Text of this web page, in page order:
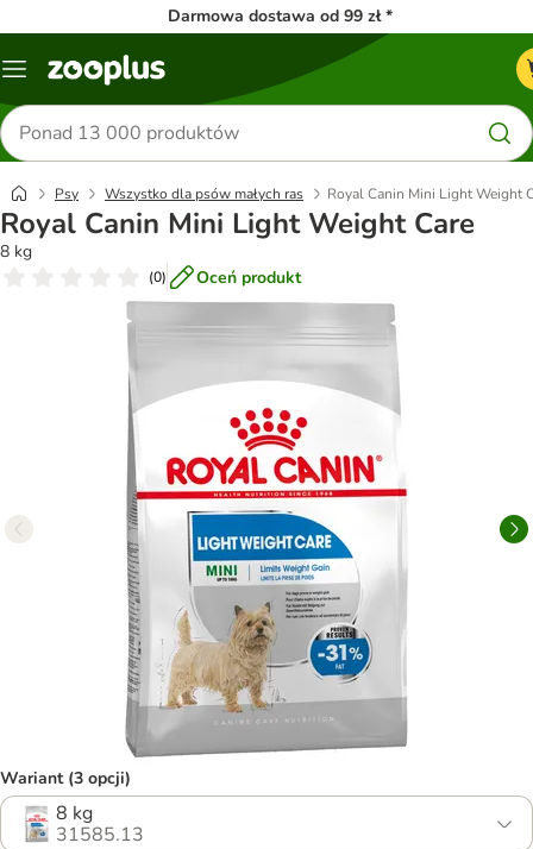
Darmowa dostawa od 99 zł *
Menu
Szukaj
produktów
Psy Wszystko dla psów małych ras Royal Canin Mini Light Weight
Royal Canin Mini Light Weight Care
8 kg
(0) Oceń produkt
Wariant (3 opcji)
8 kg
31585.13